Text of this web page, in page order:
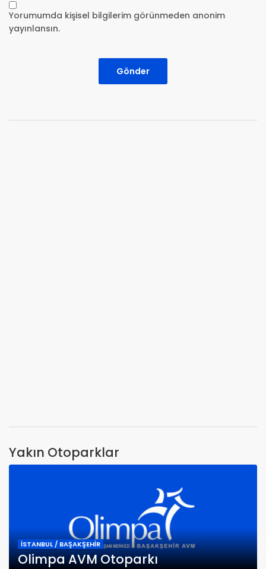
Yorumumda kişisel bilgilerim görünmeden anonim
yayınlansın.
Gönder
Yakın Otoparklar
İSTANBUL / BAŞAKŞEHİR
Olimpa AVM Otoparkı